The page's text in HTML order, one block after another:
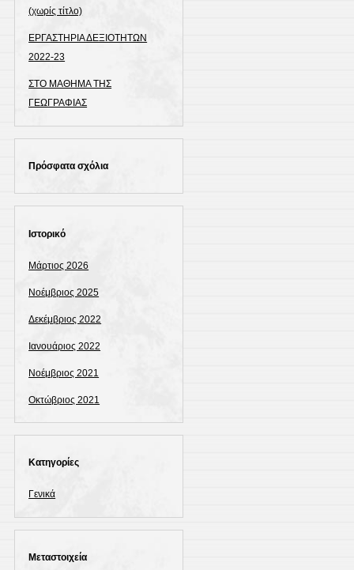
(χωρίς τίτλο)
ΕΡΓΑΣΤΗΡΙΑ ΔΕΞΙΟΤΗΤΩΝ
2022-23
ΣΤΟ ΜΑΘΗΜΑ ΤΗΣ
ΓΕΩΓΡΑΦΙΑΣ
Πρόσφατα σχόλια
Ιστορικό
Μάρτιος 2026
Νοέμβριος 2025
Δεκέμβριος 2022
Ιανουάριος 2022
Νοέμβριος 2021
Οκτώβριος 2021
Kατηγορίες
Γενικά
Μεταστοιχεία